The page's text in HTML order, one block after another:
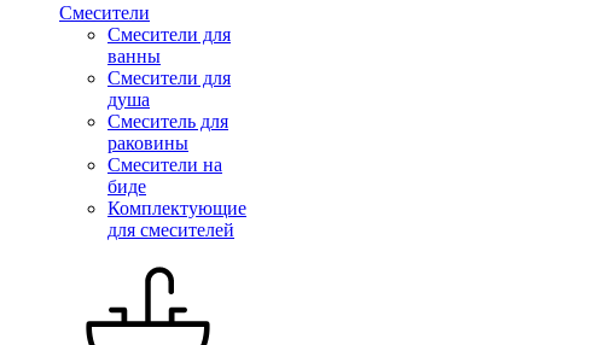
Смесители
Смесители для
ванны
Смесители для
душа
Смеситель для
раковины
Смесители на
биде
Комплектующие
для смесителей